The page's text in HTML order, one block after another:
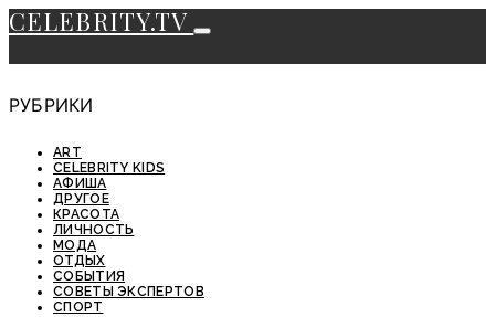
CELEBRITY.TV
РУБРИКИ
ART
CELEBRITY KIDS
АФИША
ДРУГОЕ
КРАСОТА
ЛИЧНОСТЬ
МОДА
ОТДЫХ
СОБЫТИЯ
СОВЕТЫ ЭКСПЕРТОВ
СПОРТ